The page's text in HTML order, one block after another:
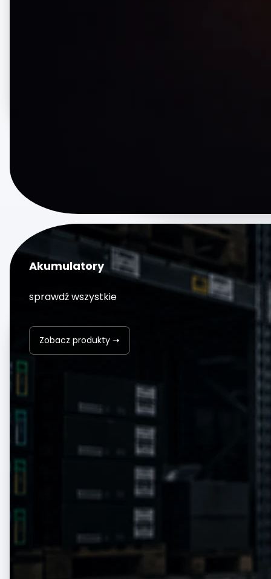
Akumulatory
sprawdź wszystkie
Zobacz produkty ➝